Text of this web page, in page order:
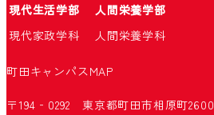
現代生活学部
人間栄養学部
現代家政学科
人間栄養学科
町田キャンパスMAP
〒194‐0292 東京都町田市相原町2600